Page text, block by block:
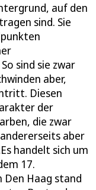
auf den
sind. Sie
sind sie zwar
aber,
Diesen
der
die zwar
aber
handelt sich um
17.
Den Haag stand